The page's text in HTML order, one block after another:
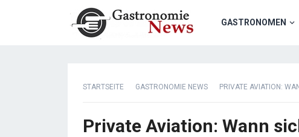
GASTRONOMEN
STARTSEITE GASTRONOMIE NEWS PRIVATE AVIATION:
Private Aviation: Wann